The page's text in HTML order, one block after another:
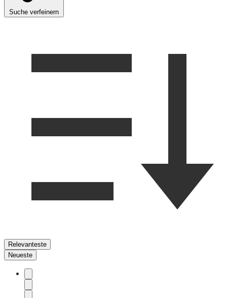
Suche verfeinern
Relevanteste
Neueste